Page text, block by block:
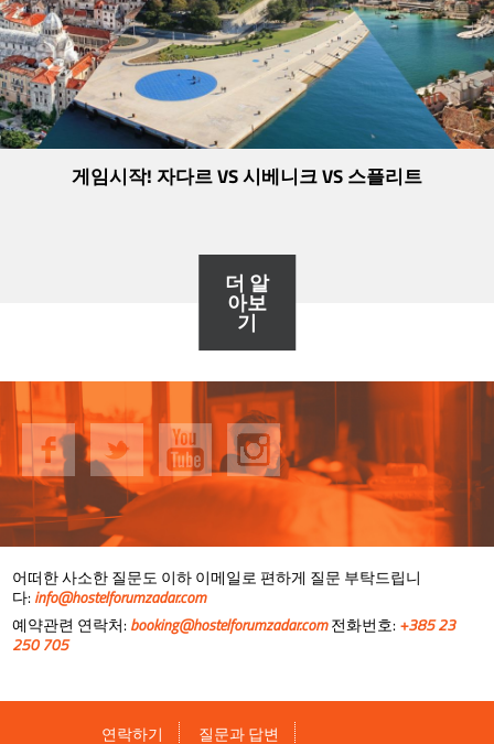
게임시작! 자다르 VS 시베니크 VS 스플리트
더 알
아보
기
어떠한 사소한 질문도 이하 이메일로 편하게 질문 부탁드립니
다:info@hostelforumzadar.com
예약관련 연락처:booking@hostelforumzadar.com전화번호:+385 23
250 705
연락하기 질문과 답변